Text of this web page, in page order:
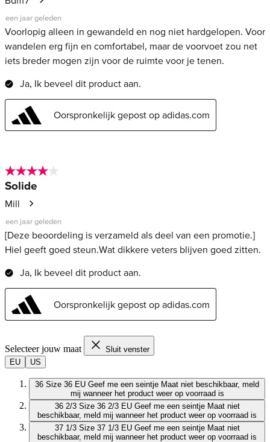
Selecteer jouw maat
Sluit venster
EU
US
36 Size 36 EU Geef me een seintje Maat niet beschikbaar, meld
mij wanneer het product weer op voorraad is
36 2/3 Size 36 2/3 EU Geef me een seintje Maat niet
beschikbaar, meld mij wanneer het product weer op voorraad is
37 1/3 Size 37 1/3 EU Geef me een seintje Maat niet
beschikbaar, meld mij wanneer het product weer op voorraad is